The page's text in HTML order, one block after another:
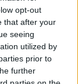
opt-out
that after your
seeing
utilized by
prior to
further